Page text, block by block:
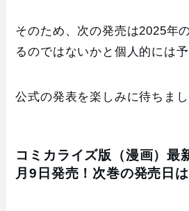
そのため、次の発売は2025年
るのではないかと個人的には予
公式の発表を楽しみに待ちまし
コミカライズ版（漫画）最
月9日発売！次巻の発売日は